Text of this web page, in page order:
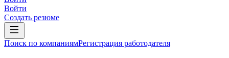
Войти
Создать резюме
Поиск по компаниямРегистрация работодателя